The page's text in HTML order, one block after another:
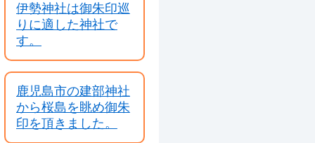
伊勢神社は御朱印巡
りに適した神社で
す。
鹿児島市の建部神社
から桜島を眺め御朱
印を頂きました。